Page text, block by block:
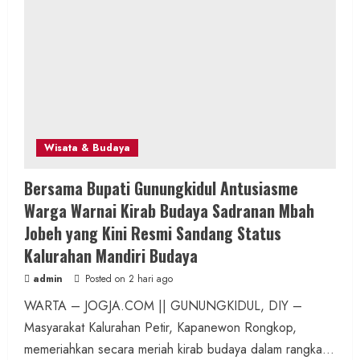
Wisata & Budaya
Bersama Bupati Gunungkidul Antusiasme
Warga Warnai Kirab Budaya Sadranan Mbah
Jobeh yang Kini Resmi Sandang Status
Kalurahan Mandiri Budaya
admin Posted on 2 hari ago
WARTA – JOGJA.COM || GUNUNGKIDUL, DIY –
Masyarakat Kalurahan Petir, Kapanewon Rongkop,
memeriahkan secara meriah kirab budaya dalam rangka...